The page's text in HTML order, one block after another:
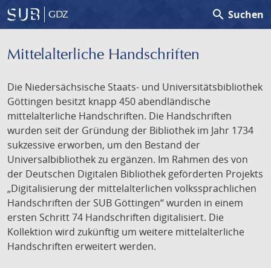
GDZ search Suchen
Mittelalterliche Handschriften
Die Niedersächsische Staats- und Universitätsbibliothek
Göttingen besitzt knapp 450 abendländische
mittelalterliche Handschriften. Die Handschriften
wurden seit der Gründung der Bibliothek im Jahr 1734
sukzessive erworben, um den Bestand der
Universalbibliothek zu ergänzen. Im Rahmen des von
der Deutschen Digitalen Bibliothek geförderten Projekts
„Digitalisierung der mittelalterlichen volkssprachlichen
Handschriften der SUB Göttingen“ wurden in einem
ersten Schritt 74 Handschriften digitalisiert. Die
Kollektion wird zukünftig um weitere mittelalterliche
Handschriften erweitert werden.